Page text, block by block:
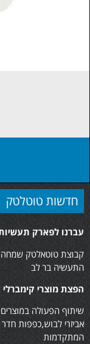
חדשות טוטלטק
עברנו לפארק
קבוצת טוטאלטק שמחה
התעשיה בר לב
הפצת מוצרי
שיתוף הפעולה
אביזרי לבוש,כפפות
המתקדמות